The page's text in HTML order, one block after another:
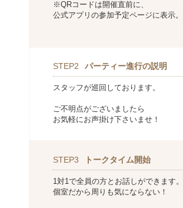
※QRコードは開催直前に、
公式アプリの参加予定ページに表示。
STEP2 パーティー進行の説明
スタッフが巡回しております。
ご不明点がございましたら
お気軽にお声掛け下さいませ！
STEP3 トークタイム開始
1対1で全員の方とお話しができます。
個室だから周りも気にならない！